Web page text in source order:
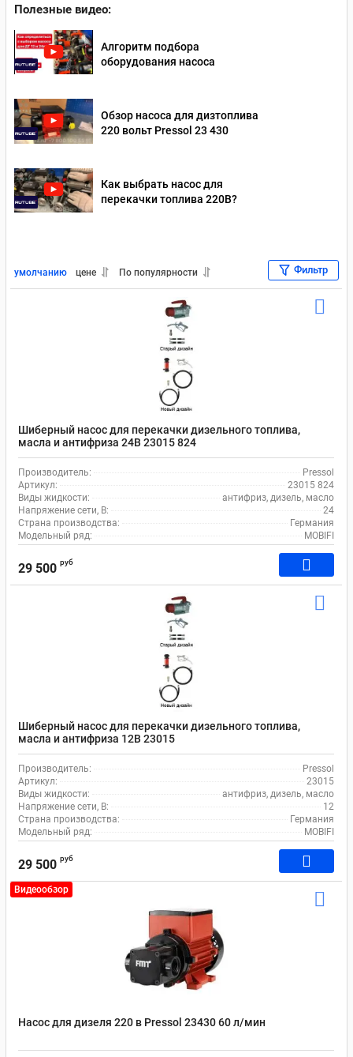
Электрические насосы для перекачки масла
Насосы для перекачки дизельного топлива 220 В
Насосы для перекачки масла 12 В
Насосы для перекачки масла 220 В
Насосы для перекачки масла 24 В
Насосы для перекачки бензина 220 В
Насосы для перекачки дизельного топлива Piusi
Насосы для перекачки масла Piusi
Полезные видео:
Алгоритм подбора
оборудования насоса
Обзор насоса для дизтоплива
220 вольт Pressol 23 430
Как выбрать насос для
перекачки топлива 220В?
умолчанию цене По популярности Фильтр
Шиберный насос для перекачки дизельного топлива,
масла и антифриза 24В 23015 824
Производитель:
Pressol
Артикул:
23015 824
Виды жидкости:
антифриз, дизель, масло
Напряжение сети, В:
24
Страна производства:
Германия
Модельный ряд:
MOBIFI
29 500 руб
Шиберный насос для перекачки дизельного топлива,
масла и антифриза 12В 23015
Производитель:
Pressol
Артикул:
23015
Виды жидкости:
антифриз, дизель, масло
Напряжение сети, В:
12
Страна производства:
Германия
Модельный ряд:
MOBIFI
29 500 руб
Видеообзор
Насос для дизеля 220 в Pressol 23430 60 л/мин